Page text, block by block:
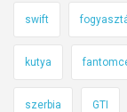
swift
kutya
szerbia GTI